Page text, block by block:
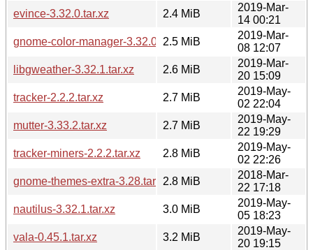
evince-3.32.0.tar.xz
2.4 MiB
2019-Mar-
14 00:21
gnome-color-manager-3.32.0.tar.xz
2.5 MiB
2019-Mar-
08 12:07
libgweather-3.32.1.tar.xz
2.6 MiB
2019-Mar-
20 15:09
tracker-2.2.2.tar.xz
2.7 MiB
2019-May-
02 22:04
mutter-3.33.2.tar.xz
2.7 MiB
2019-May-
22 19:29
tracker-miners-2.2.2.tar.xz
2.8 MiB
2019-May-
02 22:26
gnome-themes-extra-3.28.tar.xz2.8 MiB
2018-Mar-
22 17:18
nautilus-3.32.1.tar.xz
3.0 MiB
2019-May-
05 18:23
vala-0.45.1.tar.xz
3.2 MiB
2019-May-
20 19:15